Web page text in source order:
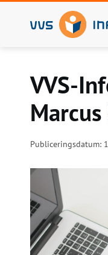
VVS-
Publiceringsdatum: